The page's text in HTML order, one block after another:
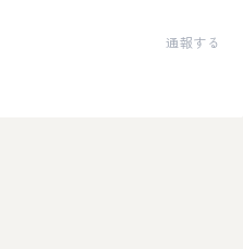
通報する